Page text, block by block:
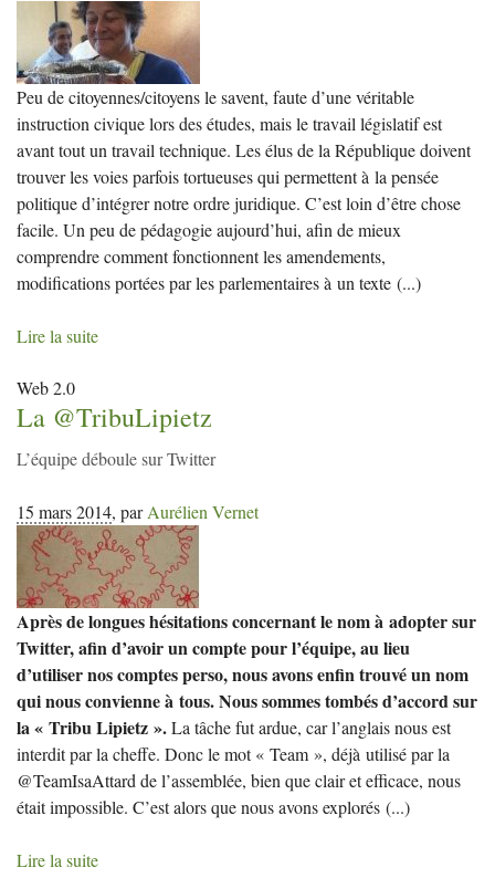
Peu de citoyennes/citoyens le savent, faute d’une véritable
instruction civique lors des études, mais le travail législatif est
avant tout un travail technique. Les élus de la République doivent
trouver les voies parfois tortueuses qui permettent à la pensée
politique d’intégrer notre ordre juridique. C’est loin d’être chose
facile. Un peu de pédagogie aujourd’hui, afin de mieux
comprendre comment fonctionnent les amendements,
modifications portées par les parlementaires à un texte (...)
Lire la suite
Web 2.0
La @TribuLipietz
L’équipe déboule sur Twitter
15 mars 2014, parAurélien Vernet
Après de longues hésitations concernant le nom à adopter sur
Twitter, afin d’avoir un compte pour l’équipe, au lieu
d’utiliser nos comptes perso, nous avons enfin trouvé un nom
qui nous convienne à tous. Nous sommes tombés d’accord sur
la « Tribu Lipietz ».La tâche fut ardue, car l’anglais nous est
interdit par la cheffe. Donc le mot « Team », déjà utilisé par la
@TeamIsaAttard de l’assemblée, bien que clair et efficace, nous
était impossible. C’est alors que nous avons explorés (...)
Lire la suite